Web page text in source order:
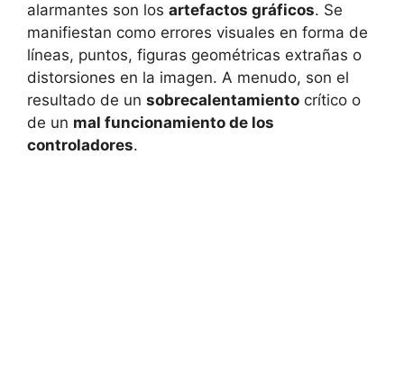
alarmantes son los artefactos gráficos. Se
manifiestan como errores visuales en forma de
líneas, puntos, figuras geométricas extrañas o
distorsiones en la imagen. A menudo, son el
resultado de un sobrecalentamiento crítico o
de un mal funcionamiento de los
controladores.